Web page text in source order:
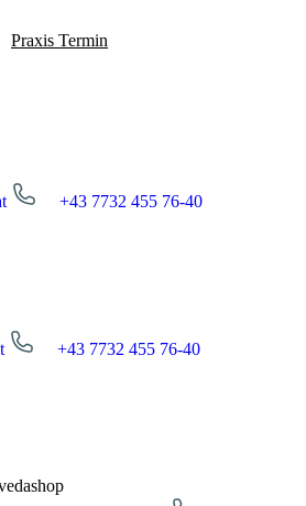
Praxis Termin
+43 7732 455 76-40
+43 7732 455 76-40